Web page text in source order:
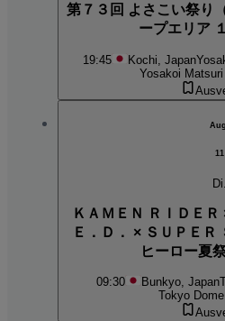
第７３回 よさこい祭り
ープエリア
19:45 Kochi, Japan
Yosakoi
11
Di.
ＫＡＭＥＮ ＲＩＤＥＲ
Ｅ．Ｄ． × ＳＵＰＥＲ
ヒーロー夏
09:30 Bunkyo, Japan
Tokyo